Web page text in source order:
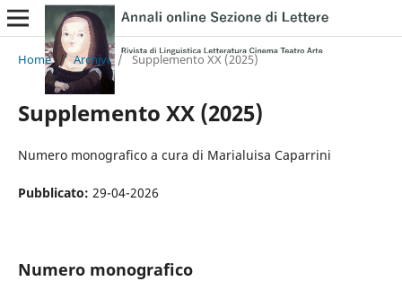
Home / Archivi / Supplemento XX (2025)
Supplemento XX (2025)
Numero monografico a cura di Marialuisa Caparrini
Pubblicato: 29-04-2026
Numero monografico